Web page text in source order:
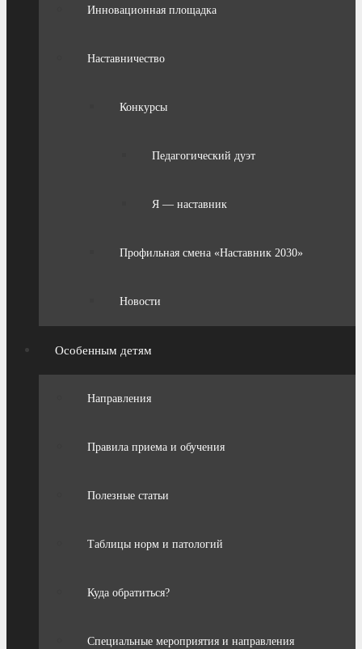
Инновационная площадка
Наставничество
Конкурсы
Педагогический дуэт
Я — наставник
Профильная смена «Наставник 2030»
Новости
Особенным детям
Направления
Правила приема и обучения
Полезные статьи
Таблицы норм и патологий
Куда обратиться?
Специальные мероприятия и направления